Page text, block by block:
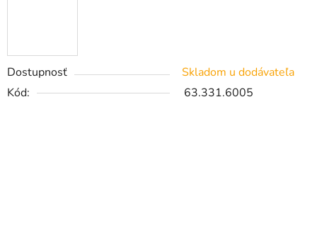
Dostupnosť
Skladom u dodávateľa
Kód:
63.331.6005